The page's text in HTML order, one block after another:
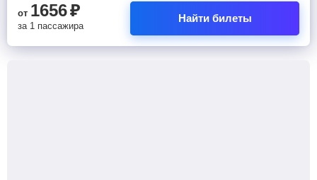
от 1656₽
за 1 пассажира
Найти билеты